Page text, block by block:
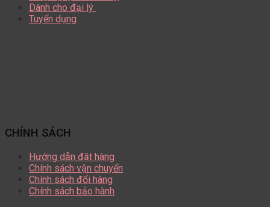
Dành cho đại lý
Tuyển dụng
CHÍNH SÁCH
Hướng dẫn đặt hàng
Chính sách vận chuyển
Chính sách đổi hàng
Chính sách bảo hành